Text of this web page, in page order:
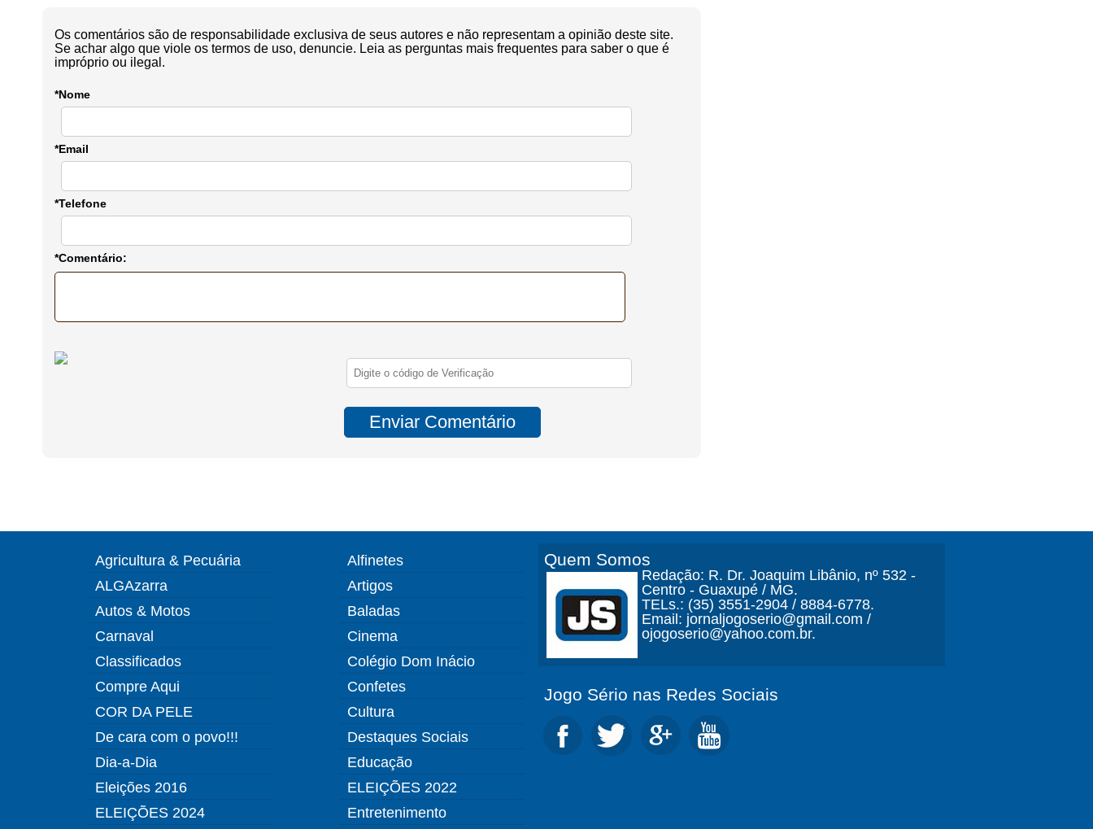
Os comentários são de responsabilidade exclusiva de seus autores e não representam a opinião deste site.
Se achar algo que viole os termos de uso, denuncie. Leia as perguntas mais frequentes para saber o que é
impróprio ou ilegal.
*Nome
*Email
*Telefone
*Comentário:
Agricultura & Pecuária
ALGAzarra
Autos & Motos
Carnaval
Classificados
Compre Aqui
COR DA PELE
De cara com o povo!!!
Dia-a-Dia
Eleições 2016
ELEIÇÕES 2024
Alfinetes
Artigos
Baladas
Cinema
Colégio Dom Inácio
Confetes
Cultura
Destaques Sociais
Educação
ELEIÇÕES 2022
Entretenimento
Quem Somos
Redação: R. Dr. Joaquim Libânio, nº 532 -
Centro - Guaxupé / MG.
TELs.: (35) 3551-2904 / 8884-6778.
Email: jornaljogoserio@gmail.com /
ojogoserio@yahoo.com.br.
Jogo Sério nas Redes Sociais